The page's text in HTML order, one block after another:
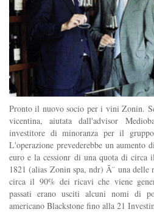
Pronto il nuovo socio per i vini Zonin.
vicentina, aiutata dall'advisor
investitore di minoranza per il
L'operazione prevederebbe un
euro e la cessionr di una quota di circa
1821 (alias Zonin spa, ndr) Ã¨ una delle
circa il 90% dei ricavi che viene
passati erano usciti alcuni nomi di
americano Blackstone fino alla 21